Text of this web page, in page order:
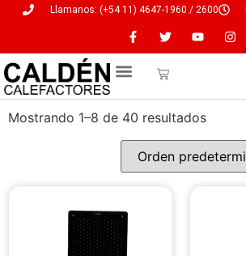
Llamanos: (+54 11) 4647-1960 / 2600
Mostrando 1–8 de 40 resultados